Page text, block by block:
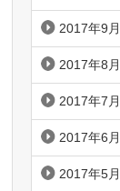
2017年9月
2017年8月
2017年7月
2017年6月
2017年5月